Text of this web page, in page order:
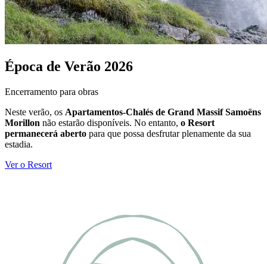
Época de Verão 2026
Encerramento para obras
Neste verão, os Apartamentos-Chalés de Grand Massif Samoëns
Morillon não estarão disponíveis. No entanto, o Resort
permanecerá aberto para que possa desfrutar plenamente da sua
estadia.
Ver o Resort